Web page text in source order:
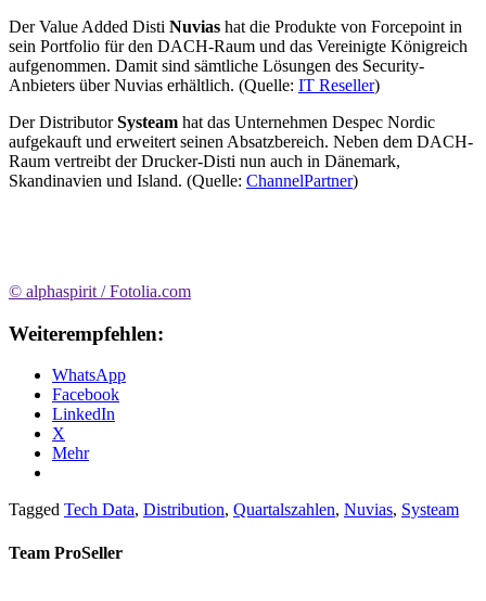
Der Value Added Disti Nuvias hat die Produkte von Forcepoint in
sein Portfolio für den DACH-Raum und das Vereinigte Königreich
aufgenommen. Damit sind sämtliche Lösungen des Security-
Anbieters über Nuvias erhältlich. (Quelle: IT Reseller)
Der DistributorSysteam hat das Unternehmen Despec Nordic
aufgekauft und erweitert seinen Absatzbereich. Neben dem DACH-
Raum vertreibt der Drucker-Disti nun auch in Dänemark,
Skandinavien und Island. (Quelle: ChannelPartner)
© alphaspirit / Fotolia.com
Weiterempfehlen:
WhatsApp
Facebook
LinkedIn
X
Mehr
Tagged Tech Data, Distribution, Quartalszahlen, Nuvias, Systeam
Team ProSeller